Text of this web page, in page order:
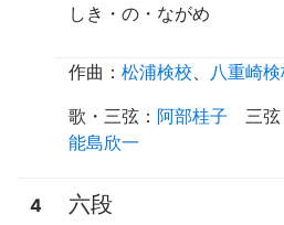
しき・の・ながめ
作曲： 松浦検校
八重崎検
歌・三弦 ： 阿部桂子 三弦
能島欣一
4 六段